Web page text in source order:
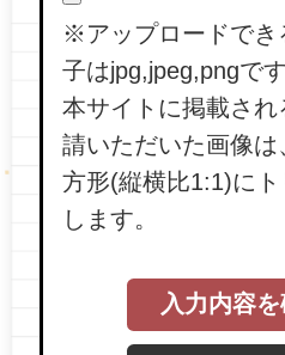
※アップロードでき
子はjpg,jpeg,pngです
本サイトに掲載さ
請いただいた画像
方形(縦横比1:1)に
します。